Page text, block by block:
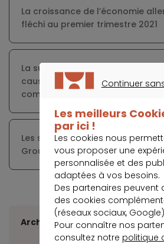
La croissance de l’économie
fléchi au premier trimestre 2021
La suppression de la taxe
cause des préjudices financiers
communes
Les situations financières des
Group fragilisées davantage par
Archives
Continuer
Les meilleurs
par ici !
Les cookies nous
vous proposer une
personnalisée et des
adaptées à vos besoins.
Des partenaires peuvent
des cookies
(réseaux sociaux,
Pour connaître nos
consultez notre politique